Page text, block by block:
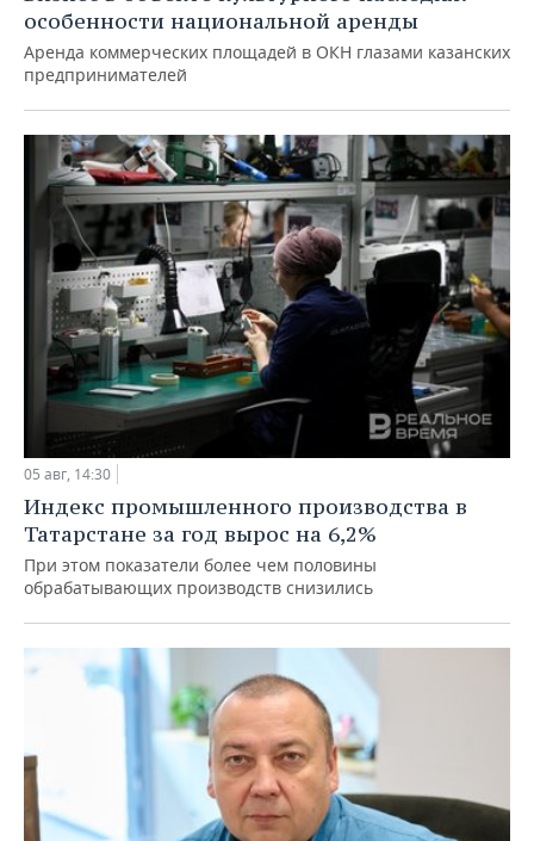
особенности национальной аренды
Аренда коммерческих площадей в ОКН глазами казанских
предпринимателей
05 авг, 14:30
Индекс промышленного производства в
Татарстане за год вырос на 6,2%
При этом показатели более чем половины
обрабатывающих производств снизились